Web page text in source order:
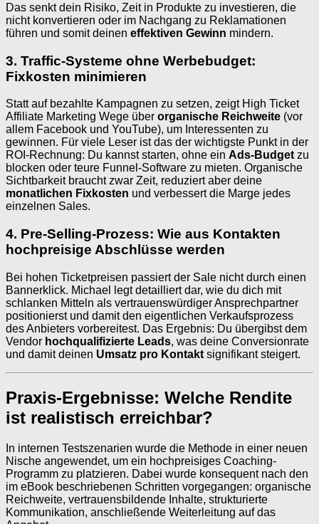
Das senkt dein Risiko, Zeit in Produkte zu investieren, die
nicht konvertieren oder im Nachgang zu Reklamationen
führen und somit deinen effektiven Gewinn mindern.
3. Traffic-Systeme ohne Werbebudget:
Fixkosten minimieren
Statt auf bezahlte Kampagnen zu setzen, zeigt High Ticket
Affiliate Marketing Wege über organische Reichweite (vor
allem Facebook und YouTube), um Interessenten zu
gewinnen. Für viele Leser ist das der wichtigste Punkt in der
ROI-Rechnung: Du kannst starten, ohne ein Ads-Budget zu
blocken oder teure Funnel-Software zu mieten. Organische
Sichtbarkeit braucht zwar Zeit, reduziert aber deine
monatlichen Fixkosten und verbessert die Marge jedes
einzelnen Sales.
4. Pre-Selling-Prozess: Wie aus Kontakten
hochpreisige Abschlüsse werden
Bei hohen Ticketpreisen passiert der Sale nicht durch einen
Bannerklick. Michael legt detailliert dar, wie du dich mit
schlanken Mitteln als vertrauenswürdiger Ansprechpartner
positionierst und damit den eigentlichen Verkaufsprozess
des Anbieters vorbereitest. Das Ergebnis: Du übergibst dem
Vendor hochqualifizierte Leads, was deine Conversionrate
und damit deinen Umsatz pro Kontakt signifikant steigert.
Praxis-Ergebnisse: Welche Rendite
ist realistisch erreichbar?
In internen Testszenarien wurde die Methode in einer neuen
Nische angewendet, um ein hochpreisiges Coaching-
Programm zu platzieren. Dabei wurde konsequent nach den
im eBook beschriebenen Schritten vorgegangen: organische
Reichweite, vertrauensbildende Inhalte, strukturierte
Kommunikation, anschließende Weiterleitung auf das